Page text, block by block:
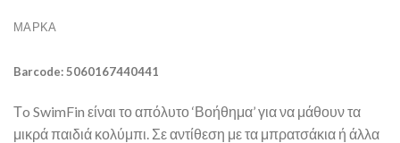
ΜΆΡΚΑ
Barcode: 5060167440441
Τo SwimFin είναι το απόλυτο ‘Βοήθημα’ για να μάθουν τα
μικρά παιδιά κολύμπι. Σε αντίθεση με τα μπρατσάκια ή άλλα